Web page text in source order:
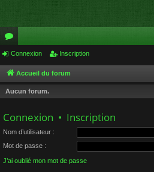
or
u
m
Connexion Inscription
Accueil du forum
Aucun forum.
Connexion • Inscription
Nom d’utilisateur :
Mot de passe :
J’ai oublié mon mot de passe